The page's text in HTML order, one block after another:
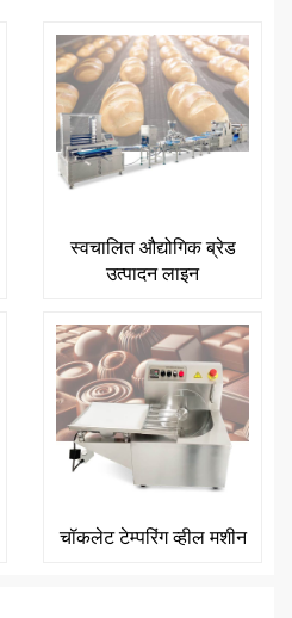
स्वचालित औद्योगिक ब्रेड
उत्पादन लाइन
चॉकलेट टेम्परिंग व्हील मशीन